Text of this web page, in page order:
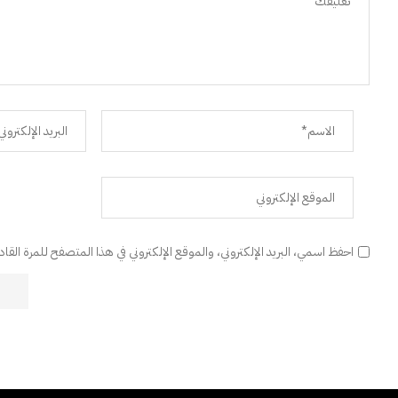
احفظ اسمي، البريد الإلكتروني، والموقع الإلكتروني في هذا المتصفح للمرة